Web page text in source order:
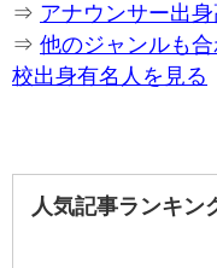
⇒ アナウンサー出
⇒ 他のジャンルも
校出身有名人を見る
人気記事ランキン